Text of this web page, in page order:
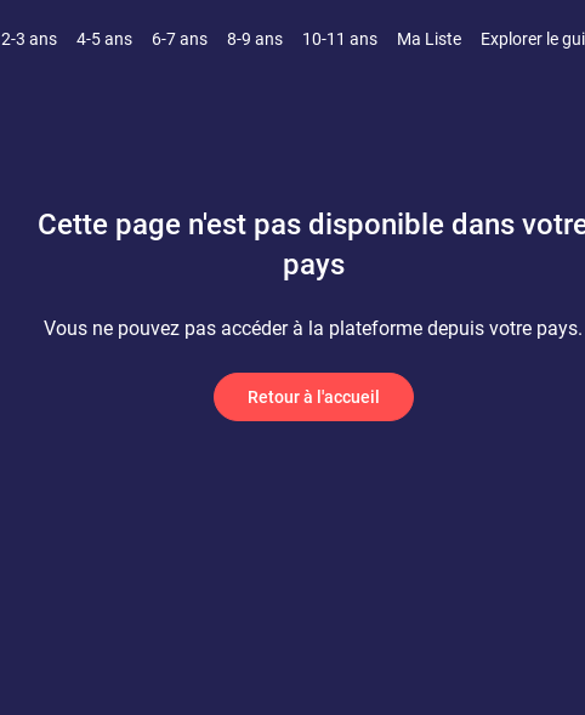
2-3 ans 4-5 ans 6-7 ans 8-9 ans 10-11 ans Ma Liste Explorer le
Cette page n'est pas disponible dans
pays
Vous ne pouvez pas accéder à la plateforme depuis votre pays.
Retour à l'accueil